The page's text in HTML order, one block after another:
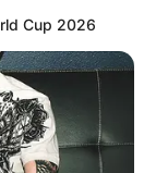
makan
kaki
Cup 2026